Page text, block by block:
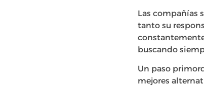
Las compañías
tanto su
buscando
Un paso
mejores